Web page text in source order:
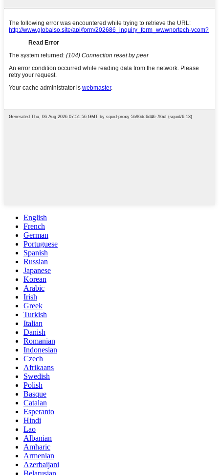
English
French
German
Portuguese
Spanish
Russian
Japanese
Korean
Arabic
Irish
Greek
Turkish
Italian
Danish
Romanian
Indonesian
Czech
Afrikaans
Swedish
Polish
Basque
Catalan
Esperanto
Hindi
Lao
Albanian
Amharic
Armenian
Azerbaijani
Belarusian